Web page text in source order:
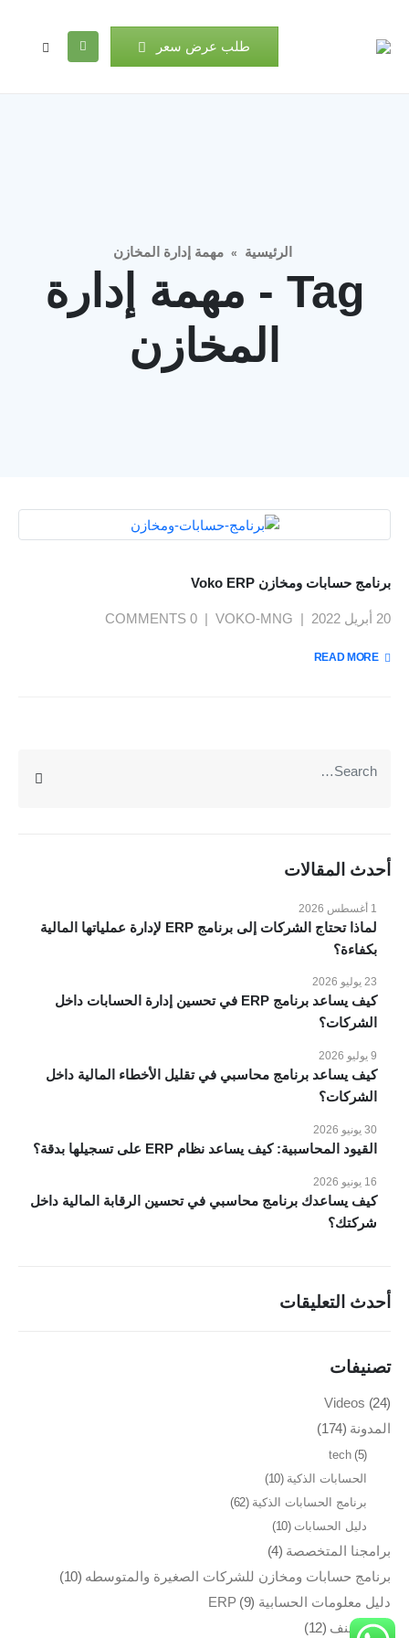
طلب عرض سعر
الرئيسية » مهمة إدارة المخازن
Tag - مهمة إدارة
المخازن
برنامج حسابات ومخازن Voko ERP
20 أبريل 2022 VOKO-MNG
0 COMMENTS
READ MORE +
أحدث المقالات
لماذا تحتاج الشركات إلى برنامج ERP لإدارة عملياتها المالية
بكفاءة؟
1 أغسطس 2026
كيف يساعد برنامج ERP في تحسين إدارة الحسابات داخل
الشركات؟
23 يوليو 2026
كيف يساعد برنامج محاسبي في تقليل الأخطاء المالية داخل
الشركات؟
9 يوليو 2026
القيود المحاسبية: كيف يساعد نظام ERP على تسجيلها بدقة؟
30 يونيو 2026
كيف يساعدك برنامج محاسبي في تحسين الرقابة المالية داخل
شركتك؟
16 يونيو 2026
أحدث التعليقات
تصنيفات
Videos (24)
المدونة (174)
tech(5)
الحسابات الذكية (10)
برنامج الحسابات الذكية (62)
دليل الحسابات (10)
برامجنا المتخصصة (4)
برنامج حسابات ومخازن للشركات الصغيرة والمتوسطه (10)
دليل معلومات الحسابية ERP (9)
غير مصنف (12)
يمنحك نظام فوكو مميزات تساعدك على إدارة ومراقبة عملك
بتقنية BI , ربط الفروع , نظام صلاحيات محكم , توقع الموازنات
المدونة
اتصل بنا
انظمة voko erp
شركات المقاولات والإنشاءات
شركات الاستثمار العقاري
شركات التجارة والتوزيع
الصناعات الصغيرة
منظومة الفاتورة الإلكترونية
تواصل معنا
مدينة نصر، ميدان الساعة، 26 شارع النزهة، مكتب رقم 63
تليفون : 01149996875
بريد الكتروني : info@vokoerp.com
روابط التواصل
VokoERP © 2023. All Rights Reserved. Owned by BUSINESS